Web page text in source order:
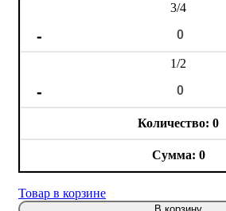
3/4
1/2
0
0
Товар в корзине